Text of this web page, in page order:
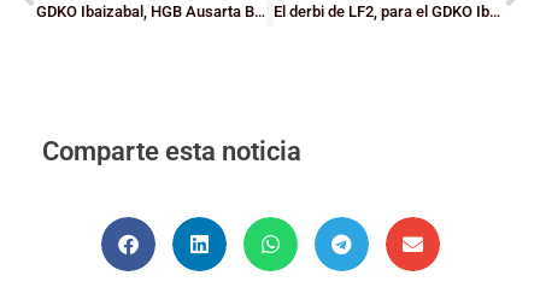
GDKO Ibaizabal, HGB Ausarta Barakaldo y Zornotza ST empiezan sus ligas El derbi de LF2, para el GDKO Ibaizabal, y triunfos de Lointek y Zornotza
Comparte esta noticia